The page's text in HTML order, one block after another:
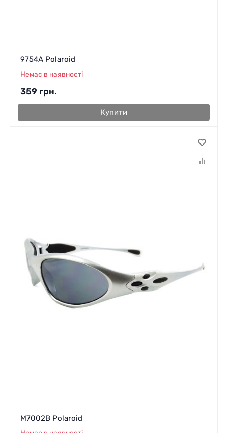
9754A Polaroid
Немає в наявності
359 грн.
Купити
M7002B Polaroid